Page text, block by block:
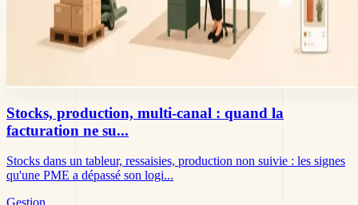
Stocks, production, multi-canal : quand la
facturation ne su...
Stocks dans un tableur, ressaisies, production non suivie : les signes
qu'une PME a dépassé son logi...